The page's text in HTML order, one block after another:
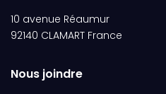
10 avenue Réaumur
92140 CLAMART France
Nous joindre